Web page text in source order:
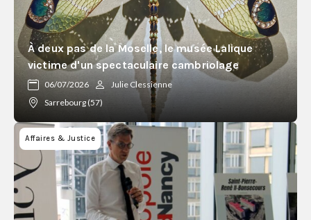
À deux pas de la Moselle, le musée Lalique
victime d'un spectaculaire cambriolage
06/07/2026
Julie Clessienne
Sarrebourg (57)
Affaires & Justice